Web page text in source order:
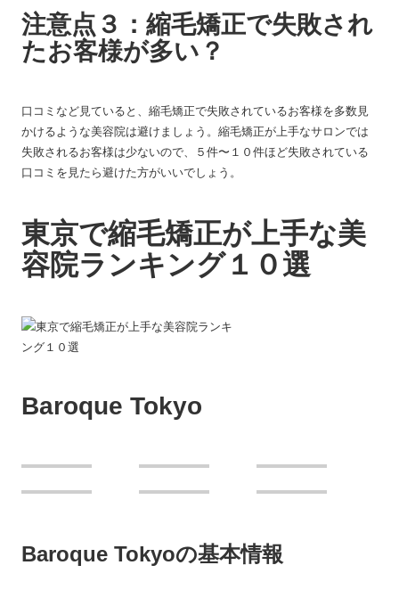
注意点３：縮毛矯正で失敗され
たお客様が多い？
口コミなど見ていると、縮毛矯正で失敗されているお客様を多数見
かけるような美容院は避けましょう。縮毛矯正が上手なサロンでは
失敗されるお客様は少ないので、５件〜１０件ほど失敗されている
口コミを見たら避けた方がいいでしょう。
東京で縮毛矯正が上手な美
容院ランキング１０選
Baroque Tokyo
Baroque Tokyoの基本情報